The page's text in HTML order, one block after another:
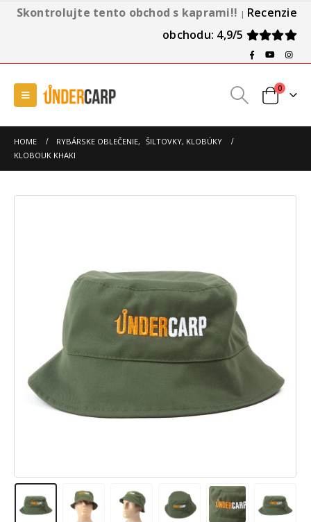
Skontrolujte tento obchod s kaprami!! | Recenzie
obchodu: 4,9/5
0
HOME RYBÁRSKE OBLEČENIE, ŠILTOVKY, KLOBÚKY
KLOBOUK KHAKI